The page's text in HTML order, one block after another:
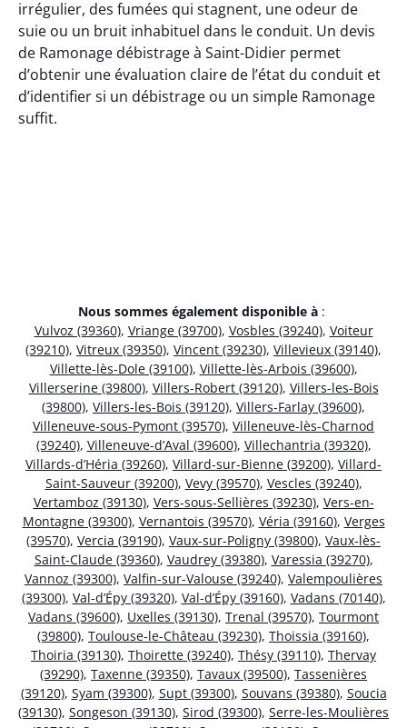
irrégulier, des fumées qui stagnent, une odeur de
suie ou un bruit inhabituel dans le conduit. Un devis
de Ramonage débistrage à Saint-Didier permet
d’obtenir une évaluation claire de l’état du conduit et
d’identifier si un débistrage ou un simple Ramonage
suffit.
Nous sommes également disponible à :
Vulvoz (39360), Vriange (39700), Vosbles (39240), Voiteur
(39210), Vitreux (39350), Vincent (39230), Villevieux (39140),
Villette-lès-Dole (39100), Villette-lès-Arbois (39600),
Villerserine (39800), Villers-Robert (39120), Villers-les-Bois
(39800), Villers-les-Bois (39120), Villers-Farlay (39600),
Villeneuve-sous-Pymont (39570), Villeneuve-lès-Charnod
(39240), Villeneuve-d’Aval (39600), Villechantria (39320),
Villards-d’Héria (39260), Villard-sur-Bienne (39200), Villard-
Saint-Sauveur (39200), Vevy (39570), Vescles (39240),
Vertamboz (39130), Vers-sous-Sellières (39230), Vers-en-
Montagne (39300), Vernantois (39570), Véria (39160), Verges
(39570), Vercia (39190), Vaux-sur-Poligny (39800), Vaux-lès-
Saint-Claude (39360), Vaudrey (39380), Varessia (39270),
Vannoz (39300), Valfin-sur-Valouse (39240), Valempoulières
(39300), Val-d’Épy (39320), Val-d’Épy (39160), Vadans (70140),
Vadans (39600), Uxelles (39130), Trenal (39570), Tourmont
(39800), Toulouse-le-Château (39230), Thoissia (39160),
Thoiria (39130), Thoirette (39240), Thésy (39110), Thervay
(39290), Taxenne (39350), Tavaux (39500), Tassenières
(39120), Syam (39300), Supt (39300), Souvans (39380), Soucia
(39130), Songeson (39130), Sirod (39300), Serre-les-Moulières